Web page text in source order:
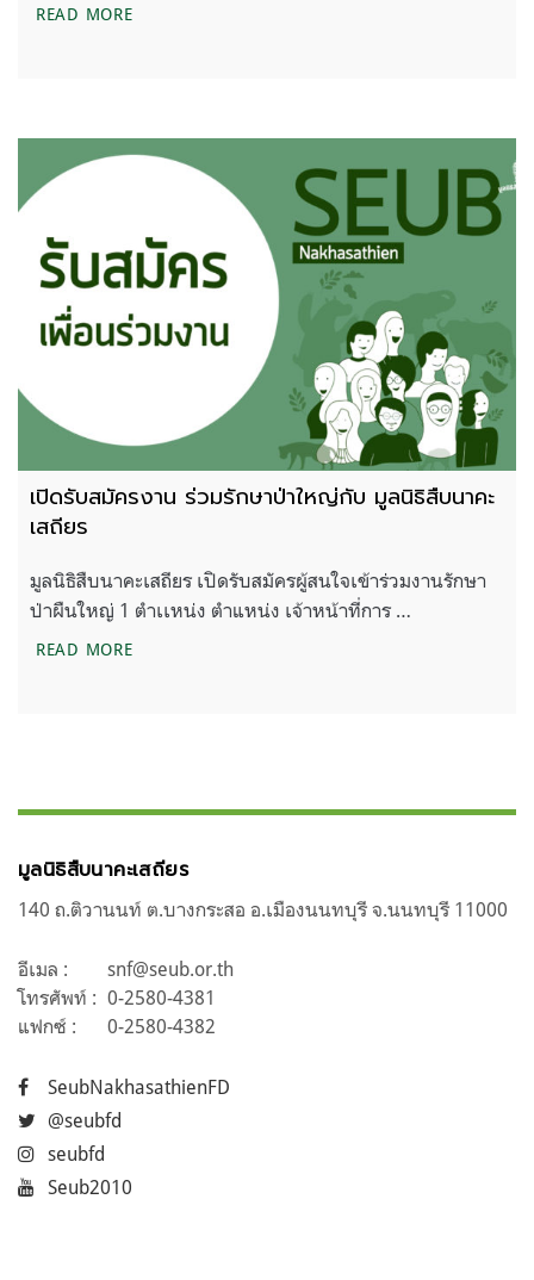
READ MOREรับสมัครงาน เจ้าหน้าที่ฝ่ายสื่อสารองค์กร
เปิดรับสมัครงาน ร่วมรักษาป่าใหญ่กับ มูลนิธิสืบนาคะ
เสถียร
มูลนิธิสืบนาคะเสถียร เปิดรับสมัครผู้สนใจเข้าร่วมงานรักษา
ป่าผืนใหญ่ 1 ตำเเหน่ง ตำแหน่ง เจ้าหน้าที่การ …
READ MOREเปิดรับสมัครงาน ร่วมรักษาป่าใหญ่กับ มูลนิธิสืบนาคะเ
มูลนิธิสืบนาคะเสถียร
140 ถ.ติวานนท์ ต.บางกระสอ อ.เมืองนนทบุรี จ.นนทบุรี 11000
อีเมล :
snf@seub.or.th
โทรศัพท์ : 0-2580-4381
แฟกซ์ :
0-2580-4382
SeubNakhasathienFD
@seubfd
seubfd
Seub2010